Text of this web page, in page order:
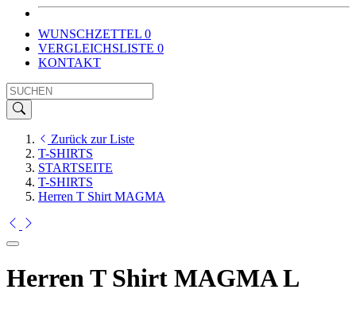
WUNSCHZETTEL 0
VERGLEICHSLISTE 0
KONTAKT
Zurück zur Liste
T-SHIRTS
STARTSEITE
T-SHIRTS
Herren T Shirt MAGMA
Herren T Shirt MAGMA L